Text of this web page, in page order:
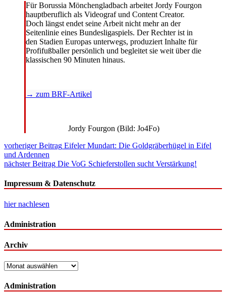
Für Borussia Mönchengladbach arbeitet Jordy Fourgon
hauptberuflich als Videograf und Content Creator.
Doch längst endet seine Arbeit nicht mehr an der
Seitenlinie eines Bundesligaspiels. Der Rechter ist in
den Stadien Europas unterwegs, produziert Inhalte für
Profifußballer persönlich und begleitet sie weit über die
klassischen 90 Minuten hinaus.
→ zum BRF-Artikel
Jordy Fourgon (Bild: Jo4Fo)
Beitragsnavigation
vorheriger Beitrag Eifeler Mundart: Die Goldgräberhügel in Eifel
und Ardennen
nächster Beitrag Die VoG Schieferstollen sucht Verstärkung!
Impressum & Datenschutz
hier nachlesen
Administration
Archiv
Archiv
Administration